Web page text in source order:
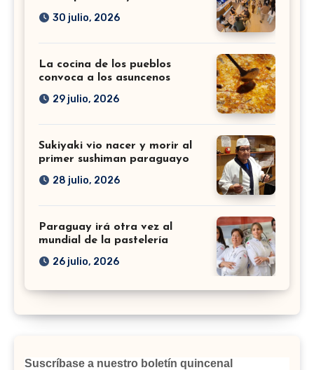
30 julio, 2026
La cocina de los pueblos
convoca a los asuncenos
29 julio, 2026
Sukiyaki vio nacer y morir al
primer sushiman paraguayo
28 julio, 2026
Paraguay irá otra vez al
mundial de la pastelería
26 julio, 2026
Suscríbase a nuestro boletín quincenal